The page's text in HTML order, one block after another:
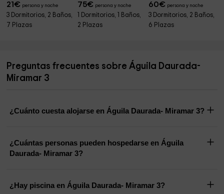
21€ persona y noche
3 Dormitorios, 2 Baños,
7 Plazas
75€ persona y noche
1 Dormitorios, 1 Baños,
2 Plazas
60€ persona y noche
3 Dormitorios, 2 Baños,
6 Plazas
Preguntas frecuentes sobre Águila Daurada-
Miramar 3
¿Cuánto cuesta alojarse en Águila Daurada- Miramar 3?
¿Cuántas personas pueden hospedarse en Águila
Daurada- Miramar 3?
¿Hay piscina en Águila Daurada- Miramar 3?